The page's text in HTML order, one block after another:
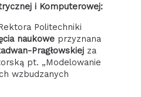
i Komputerowej:
Politechniki
naukoweprzyznana
Pragłowskiejza
pt. „Modelowanie
wzbudzanych